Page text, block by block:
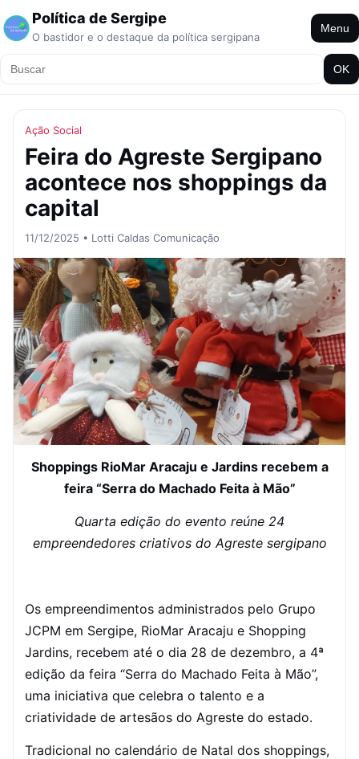
Política de Sergipe
O bastidor e o destaque da política sergipana
Menu
OK
Ação Social
Feira do Agreste Sergipano
acontece nos shoppings da
capital
11/12/2025 • Lotti Caldas Comunicação
Shoppings RioMar Aracaju e Jardins recebem a
feira “Serra do Machado Feita à Mão”
Quarta edição do evento reúne 24
empreendedores criativos do Agreste sergipano
Os empreendimentos administrados pelo Grupo
JCPM em Sergipe, RioMar Aracaju e Shopping
Jardins, recebem até o dia 28 de dezembro, a 4ª
edição da feira “Serra do Machado Feita à Mão”,
uma iniciativa que celebra o talento e a
criatividade de artesãos do Agreste do estado.
Tradicional no calendário de Natal dos shoppings,